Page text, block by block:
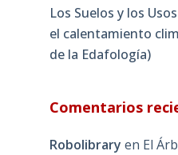
Los Suelos y los
el calentamiento
de la Edafología)
Comentarios
Robolibrary en El